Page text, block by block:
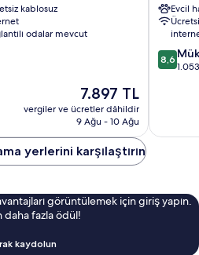
kablosuz
odalar mevcut
Güncel
fiyat:
7.897 TL
7.897 TL
vergiler ve ücretler dâhildir
9 Ağu - 10 Ağu
Londra
Kent
Merkezi
Evcil
10
8,6
yerlerini karşılaştırın
görüntülemek için giriş yapın.
daha fazla ödül!
kaydolun